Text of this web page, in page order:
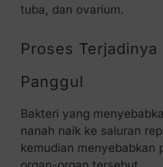
tuba, dan ovarium.
Proses Terjadinya
Panggul
Bakteri yang
nanah naik ke saluran
kemudian menyebabkan